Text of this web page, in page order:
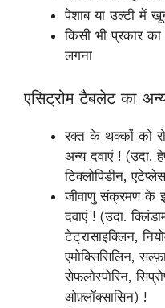
पेशाब या उल्टी में
किसी भी प्रकार
लगना
एसिट्रोम टैबलेट का
रक्त के थक्कों को
अन्य दवाएं ! (उदा.
टिक्लोपिडीन,
जीवाणु संक्रमण के
दवाएं ! (उदा.
टेट्रासाइक्लिन,
एमोक्सिसिलिन,
सेफलोस्पोरिन,
ओफ़्लॉक्सासिन) !